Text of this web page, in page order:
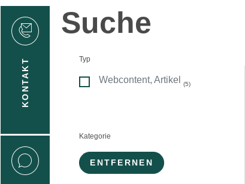
KONTAKT
Suche
Typ
Webcontent, Artikel (5)
Kategorie
ENTFERNEN